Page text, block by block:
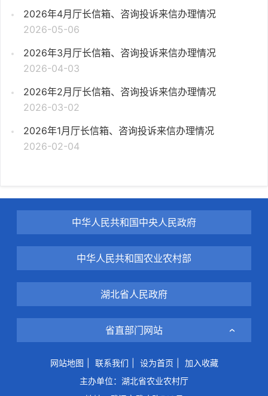
2026年4月厅长信箱、咨询投诉来信办理情况
2026-05-06
2026年3月厅长信箱、咨询投诉来信办理情况
2026-04-03
2026年2月厅长信箱、咨询投诉来信办理情况
2026-03-02
2026年1月厅长信箱、咨询投诉来信办理情况
2026-02-04
中华人民共和国中央人民政府
中华人民共和国农业农村部
湖北省人民政府
省直部门网站
网站地图 联系我们 设为首页
加入收藏
主办单位：湖北省农业农村厅